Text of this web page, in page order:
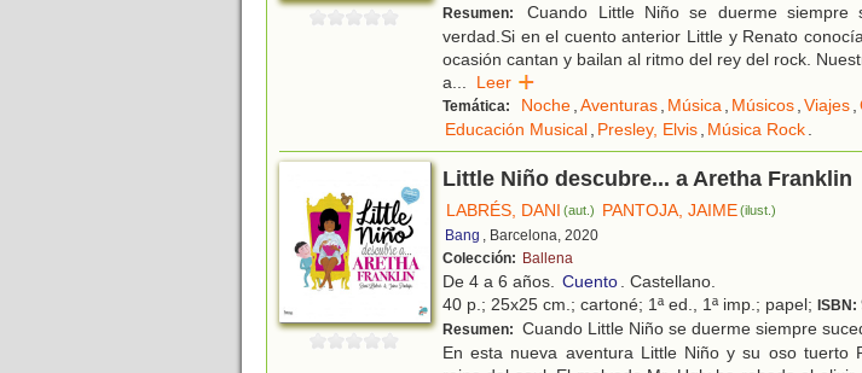
Resumen:
Cuando Little Niño se duerme siempre
verdad.Si en el cuento anterior Little y Renato
ocasión cantan y bailan al ritmo del rey del rock.
a... Leer
Temática: Noche,Aventuras, Música, Músicos,Viajes,
Educación Musical, Presley, Elvis, Música Rock.
Little Niño descubre... a Aretha Franklin
LABRÉS, DANI (aut.) PANTOJA, JAIME(ilust.)
Bang , Barcelona, 2020
Colección: Ballena
De 4 a 6 años. Cuento. Castellano.
40 p.; 25x25 cm.; cartoné; 1ª ed., 1ª imp.; papel; ISBN:
Resumen: Cuando Little Niño se duerme siempre
En esta nueva aventura Little Niño y su oso tuerto